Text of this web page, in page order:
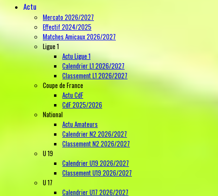
Actu
Mercato 2026/2027
Effectif 2024/2025
Matches Amicaux 2026/2027
Ligue 1
Actu Ligue 1
Calendrier L1 2026/2027
Classement L1 2026/2027
Coupe de France
Actu CdF
CdF 2025/2026
National
Actu Amateurs
Calendrier N2 2026/2027
Classement N2 2026/2027
U 19
Calendrier U19 2026/2027
Classement U19 2026/2027
U 17
Calendrier U17 2026/2027